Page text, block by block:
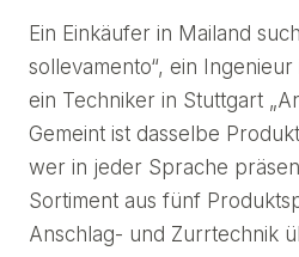
Ein Einkäufer in Mailand
sollevamento“, ein Ingenieur
ein Techniker in Stuttgart
Gemeint ist dasselbe
wer in jeder Sprache
Sortiment aus fünf
Anschlag- und Zurrtechnik